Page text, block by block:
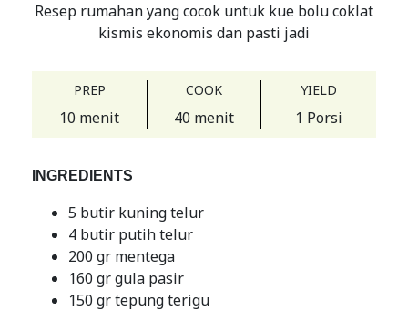
Resep rumahan yang cocok untuk kue bolu coklat
kismis ekonomis dan pasti jadi
PREP
10 menit
COOK
40 menit
YIELD
1 Porsi
INGREDIENTS
5 butir kuning telur
4 butir putih telur
200 gr mentega
160 gr gula pasir
150 gr tepung terigu